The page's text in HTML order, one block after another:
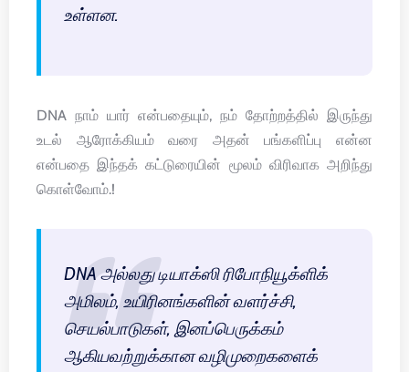
உள்ளன.
DNA நாம் யார் என்பதையும், நம் தோற்றத்தில் இருந்து
உடல் ஆரோக்கியம் வரை அதன் பங்களிப்பு என்ன
என்பதை இந்தக் கட்டுரையின் மூலம் விரிவாக அறிந்து
கொள்வோம்.!
DNA அல்லது டியாக்ஸி ரிபோநியூக்ளிக்
அமிலம், உயிரினங்களின் வளர்ச்சி,
செயல்பாடுகள், இனப்பெருக்கம்
ஆகியவற்றுக்கான வழிமுறைகளைக்